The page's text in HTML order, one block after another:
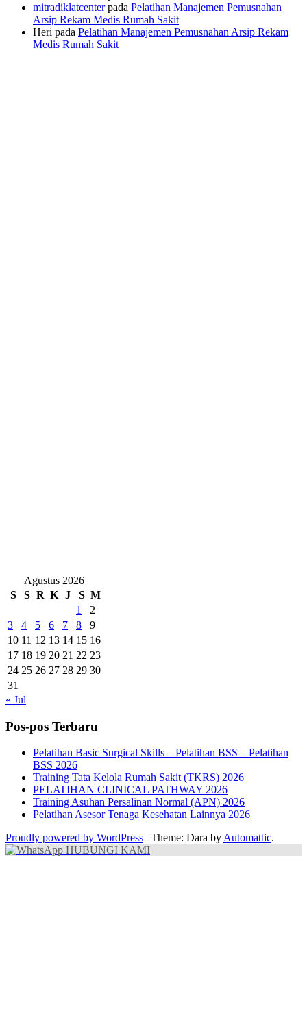
mitradiklatcenterpada Pelatihan Manajemen Pemusnahan
Arsip Rekam Medis Rumah Sakit
Heri pada Pelatihan Manajemen Pemusnahan Arsip Rekam
Medis Rumah Sakit
Agustus 2026
S
S R K J S M
1
2
3
4 5 6 7 8
9
10 11 12 13 14 15 16
17 18 19 20 21 22 23
24 25 26 27 28 29 30
31
« Jul
Pos-pos Terbaru
Pelatihan Basic Surgical Skills – Pelatihan BSS – Pelatihan
BSS 2026
Training Tata Kelola Rumah Sakit (TKRS) 2026
PELATIHAN CLINICAL PATHWAY 2026
Training Asuhan Persalinan Normal (APN) 2026
Pelatihan Asesor Tenaga Kesehatan Lainnya 2026
Proudly powered by WordPress
Theme: Dara byAutomattic.
HUBUNGI KAMI